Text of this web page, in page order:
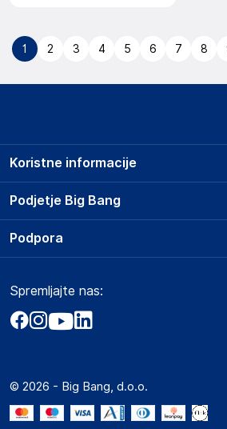
1 2 3 4 5 6 7 8
Podjetje Big Bang
O podjetju
Obvestila za javnost
Akt o digitalnih storitvah
Marketplace za partnerje
Novosti
Koristne informacije
Prodajna mesta
Storitve
Dostava, vnos in odvoz
Zavarovanje izdelkov
Podpora
Marketplace
Kako oddati naročilo?
Spremljajte nas:
© 2026 - Big Bang, d.o.o.